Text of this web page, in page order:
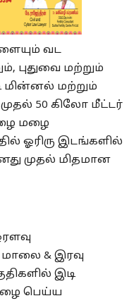
வட
புதுவை மற்றும்
மின்னல் மற்றும்
50 கிலோ மீட்டர்
மழை
ஓரிரு இடங்களில்
முதல் மிதமான
& இரவு
இடி
பெய்ய